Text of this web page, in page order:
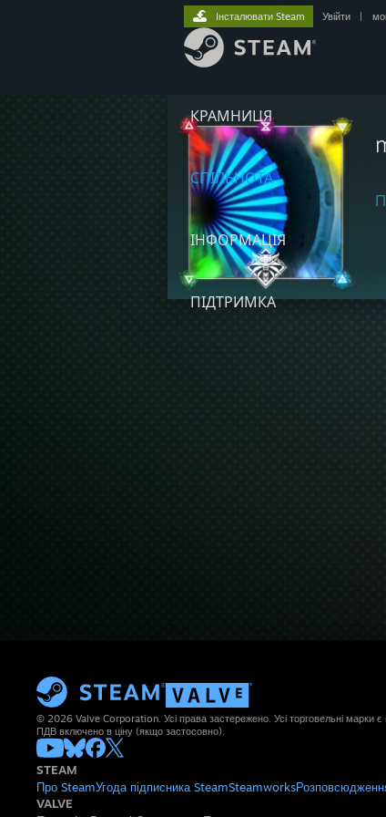
КРАМНИЦЯ
СПІЛЬНОТА
ІНФОРМАЦІЯ
ПІДТРИМКА
Інсталювати Steam Увійти
© 2026 Valve Corporation. Усі права застережено. Усі торговельні марки є
ПДВ включено в ціну (якщо застосовно).
STEAM
Про SteamУгода підписника SteamSteamworks
VALVE